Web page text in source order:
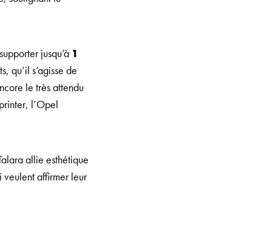
jusqu’à 1
qu’il s’agisse de
le très attendu
l’Opel
allie esthétique
affirmer leur